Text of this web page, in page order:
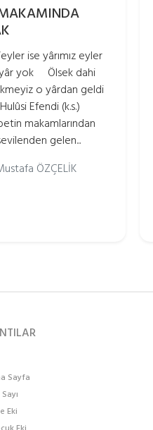
ise yârımız eyler
yok Ölsek dahi
o yârdan geldi
Efendi (k.s.)
makamlarından
gelen...
ÖZÇELİK
Sayfa
Eki